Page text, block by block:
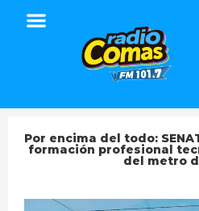
Por encima del todo:
formación profesional
del metro